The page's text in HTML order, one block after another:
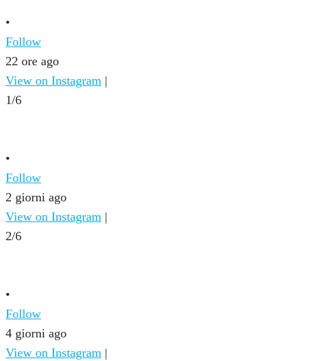
•
Follow
22 ore ago
View on Instagram |
1/6
•
Follow
2 giorni ago
View on Instagram |
2/6
•
Follow
4 giorni ago
View on Instagram |